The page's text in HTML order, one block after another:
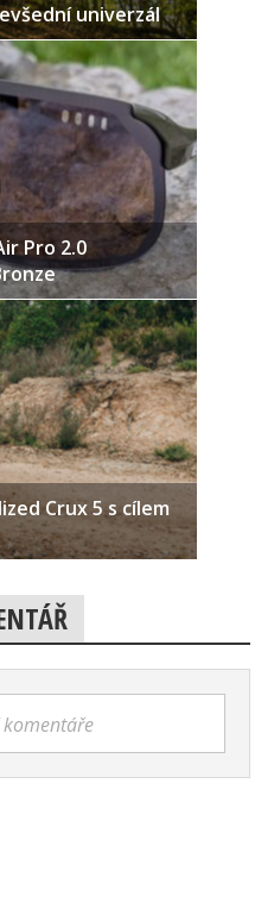
univerzál
Pro 2.0
Crux 5 s cílem
komentáře